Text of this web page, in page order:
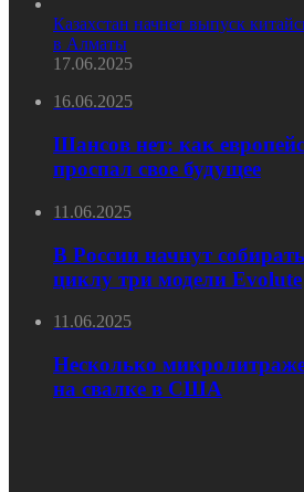
Казахстан начнет выпуск
в Алматы
17.06.2025
16.06.2025
Шансов нет: как
проспал свое будущее
11.06.2025
В России начнут
циклу три модели Evolute
11.06.2025
Несколько
на свалке в США